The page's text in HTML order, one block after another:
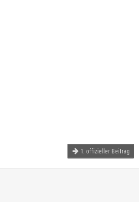
1. offizieller Beitrag